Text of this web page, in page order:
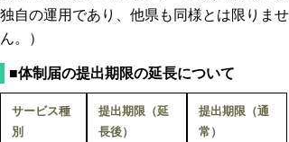
独自の運用であり、他県も同様とは限りませ
ん。）
■体制届の提出期限の延長について
サービス種
別
提出期限（延
長後）
提出期限（通
常）